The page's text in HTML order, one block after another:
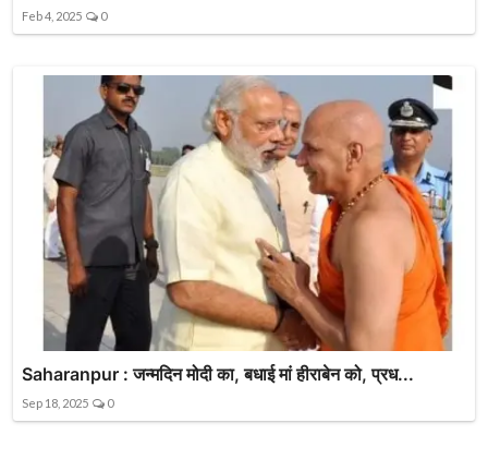
Feb 4, 2025 0
Saharanpur : जन्मदिन मोदी का, बधाई मां हीराबेन को, प्रध...
Sep 18, 2025 0